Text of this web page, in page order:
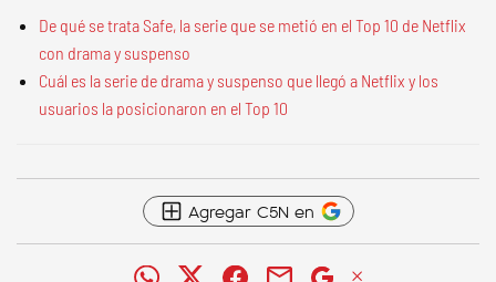
De qué se trata Safe, la serie que se metió en el Top 10 de Netflix
con drama y suspenso
Cuál es la serie de drama y suspenso que llegó a Netflix y los
usuarios la posicionaron en el Top 10
Agregar C5N en